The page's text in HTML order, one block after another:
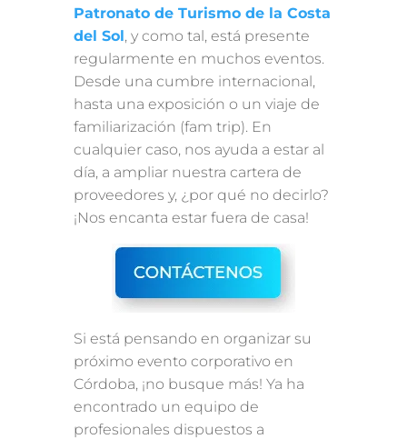
Patronato de Turismo de la Costa
del Sol, y como tal, está presente
regularmente en muchos eventos.
Desde una cumbre internacional,
hasta una exposición o un viaje de
familiarización (fam trip). En
cualquier caso, nos ayuda a estar al
día, a ampliar nuestra cartera de
proveedores y, ¿por qué no decirlo?
¡Nos encanta estar fuera de casa!
Si está pensando en organizar su
próximo evento corporativo en
Córdoba, ¡no busque más! Ya ha
encontrado un equipo de
profesionales dispuestos a